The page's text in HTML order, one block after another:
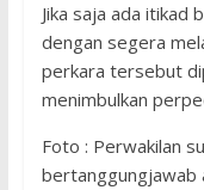
Jika saja ada
dengan segera
perkara tersebut
menimbulkan
Foto : Perwakilan
bertanggungjawab